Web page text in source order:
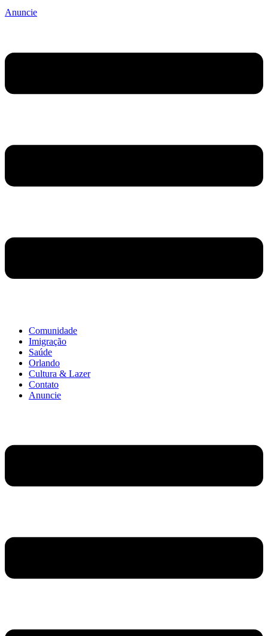
Anuncie
Comunidade
Imigração
Saúde
Orlando
Cultura & Lazer
Contato
Anuncie